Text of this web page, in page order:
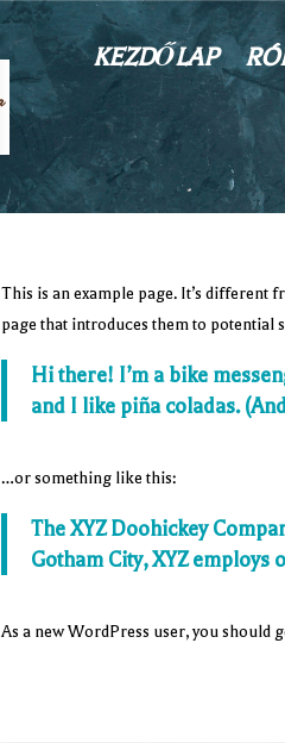
KEZDŐLAP
This is an example page. It’s different
page that introduces them to potential
Hi there! I’m a bike
and I like piña coladas.
…or something like this:
The XYZ Doohickey
Gotham City, XYZ
As a new WordPress user, you should